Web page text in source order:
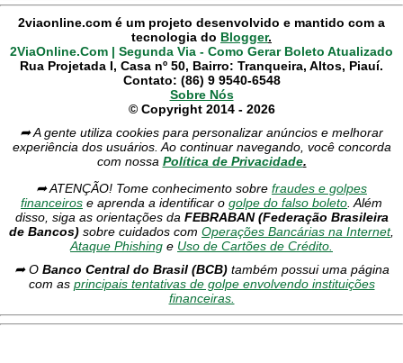
2viaonline.com é um projeto desenvolvido e mantido com a
tecnologia do Blogger.
2ViaOnline.Com | Segunda Via - Como Gerar Boleto Atualizado
Rua Projetada I, Casa nº 50, Bairro: Tranqueira, Altos, Piauí.
Contato: (86) 9 9540-6548
Sobre Nós
© Copyright 2014 - 2026
➦ A gente utiliza cookies para personalizar anúncios e melhorar
experiência dos usuários. Ao continuar navegando, você concorda
com nossa Política de Privacidade.
➦ ATENÇÃO! Tome conhecimento sobre fraudes e golpes
financeiros e aprenda a identificar o golpe do falso boleto. Além
disso, siga as orientações da FEBRABAN (Federação Brasileira
de Bancos) sobre cuidados com Operações Bancárias na Internet,
Ataque Phishing e Uso de Cartões de Crédito.
➦ O Banco Central do Brasil (BCB)também possui uma página
com as principais tentativas de golpe envolvendo instituições
financeiras.